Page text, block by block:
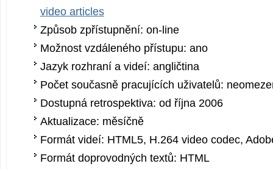
video articles
Způsob zpřístupnění: on-line
Možnost vzdáleného přístupu: ano
Jazyk rozhraní a videí: angličtina
Počet současně pracujících uživatelů:
Dostupná retrospektiva: od října 2006
Aktualizace: měsíčně
Formát videí: HTML5, H.264 video codec,
Formát doprovodných textů: HTML